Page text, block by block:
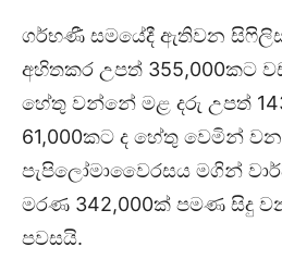
ගර්භණී සමයේදී ඇතිවන
අහිතකර උපත් 355,000කට
හේතු වන්නේ මළ දරු උපත්
61,000කට ද හේතු වෙමින්
පැපිලෝමාවෛරසය මගින්
මරණ 342,000ක් පමණ සිදු
පවසයි.